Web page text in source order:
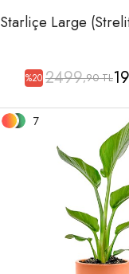
Starliçe Large
%20 2499,90 TL
7